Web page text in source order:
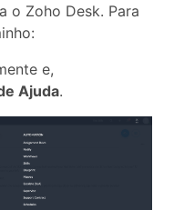
o Zoho Desk. Para
e,
Ajuda.